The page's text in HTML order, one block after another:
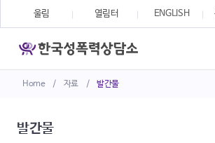
Home / 자료 / 발간물
울림 열림터 ENGLISH
발간물